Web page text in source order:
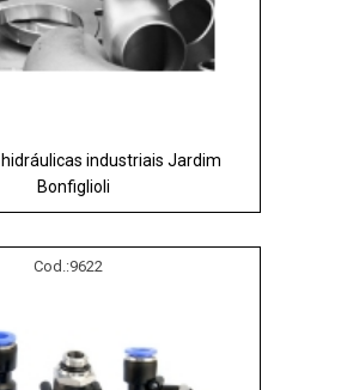
industriais Jardim
Bonfiglioli
Cod.:9622